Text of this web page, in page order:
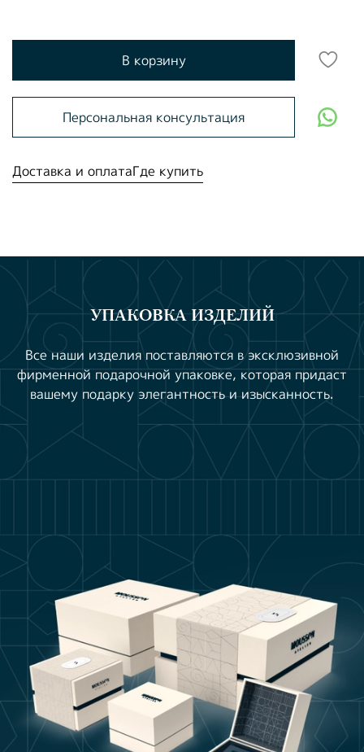
В корзину
Персональная консультация
Доставка и оплатаГде купить
УПАКОВКА ИЗДЕЛИЙ
Все наши изделия поставляются в эксклюзивной
фирменной подарочной упаковке, которая придаст
вашему подарку элегантность и изысканность.